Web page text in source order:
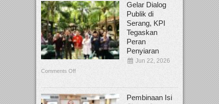
Gelar Dialog
Publik di
Serang, KPI
Tegaskan
Peran
Penyiaran
Jun 22, 2026
Comments Off
Pembinaan Isi